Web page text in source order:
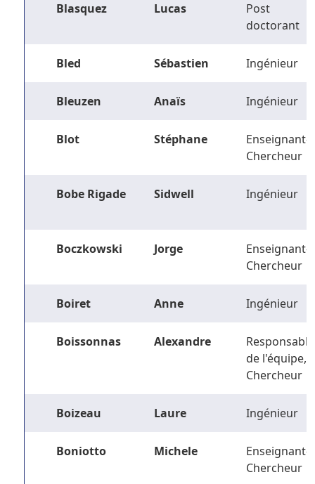
Blasquez Lucas
Post
doctorant
Bled Sébastien Ingénieur
Bleuzen Anaïs Ingénieur
Blot Stéphane
Enseignant-
Chercheur
Bobe Rigade Sidwell Ingénieur
Boczkowski Jorge
Enseignant-
Chercheur
Boiret Anne Ingénieur
Boissonnas Alexandre
Responsable
de l'équipe,
Chercheur
Boizeau Laure Ingénieur
Boniotto Michele
Enseignant-
Chercheur